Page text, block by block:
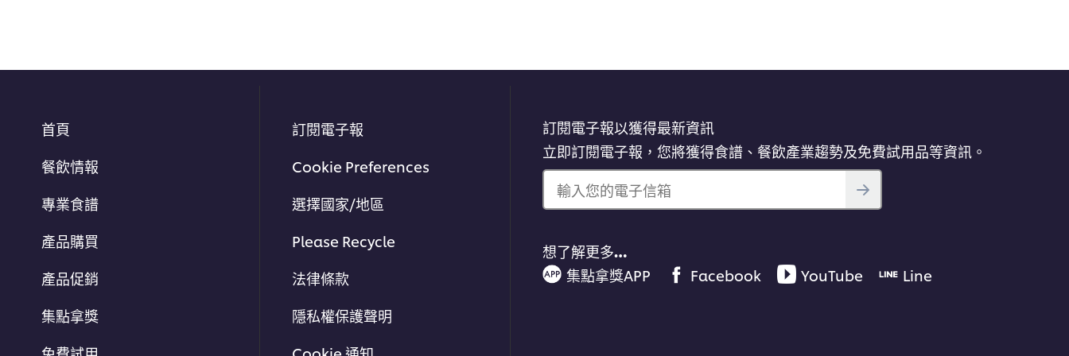
首頁
餐飲情報
專業食譜
產品購買
產品促銷
集點拿獎
訂閱電子報
Cookie Preferences
選擇國家/地區
Please Recycle
法律條款
隱私權保護聲明
訂閱電子報以獲得最新資訊
立即訂閱電子報，您將獲得食譜、餐飲產業趨勢及免費試用品等資訊。
輸入您的電子信箱
想了解更多…
集點拿獎APP
Facebook YouTube Line